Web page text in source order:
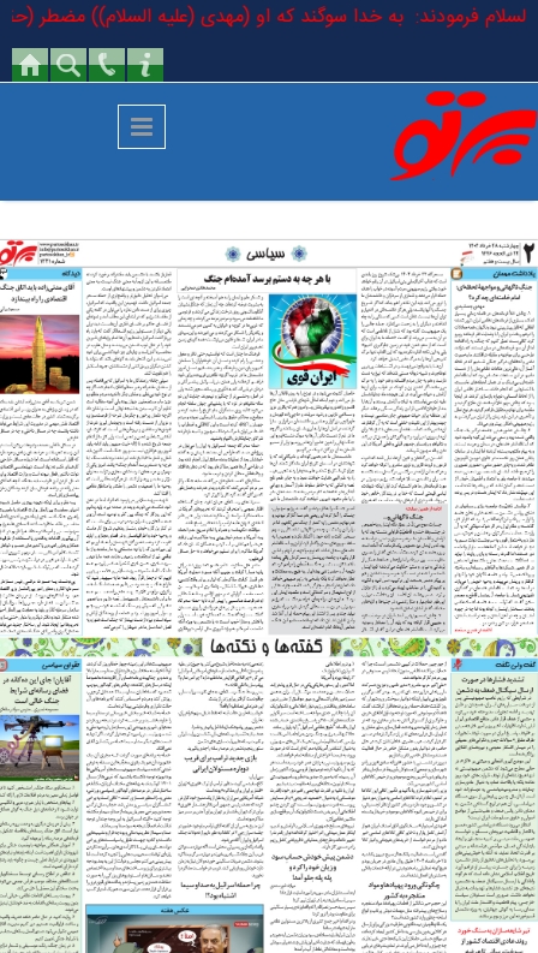
رفتن به محتوای اصلی
السلام فرمودند: به خدا سوگند که او (مهدی (علیه السلام)) مضطر